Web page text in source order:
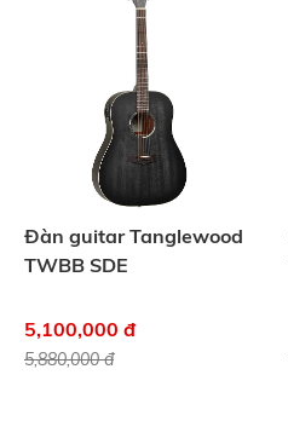
Đàn guitar Tanglewood
TWBB SDE
5,100,000 đ
5,880,000 đ